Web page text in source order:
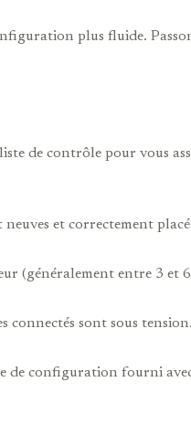
plus fluide.
de contrôle pour vous
et correctement
(généralement entre 3 et
connectés sont sous
de configuration fourni